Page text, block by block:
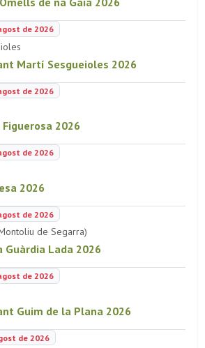
de 2026
Martí Sesgueioles 2026
de 2026
2026
de 2026
2026
de 2026
de Segarra)
Guàrdia Lada 2026
de 2026
Guim de la Plana 2026
de 2026